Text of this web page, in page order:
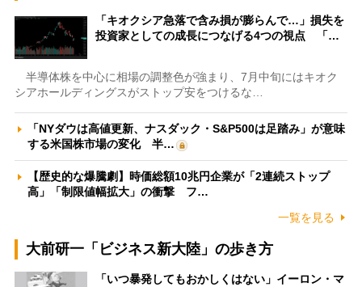
「キオクシア急落で含み損が膨らんで…」損失を
投資家としての成長につなげる4つの視点 「…
半導体株を中心に相場の調整色が強まり、7月中旬にはキオク
シアホールディングスがストップ安をつけるな…
「NYダウは高値更新、ナスダック・S&P500は足踏み」が意味
する米国株市場の変化 半…
【歴史的な爆騰劇】時価総額10兆円企業が「2連続ストップ
高」「制限値幅拡大」の衝撃 フ…
一覧を見る
大前研一「ビジネス新大陸」の歩き方
「いつ暴発してもおかしくはない」イーロン・マ